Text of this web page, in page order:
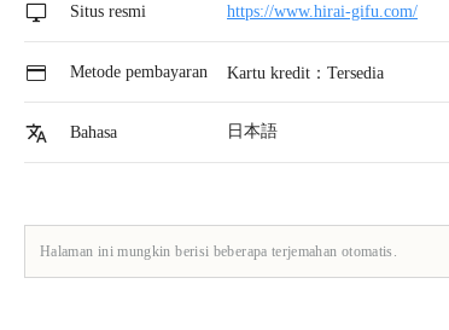
Situs resmi https://www.hirai-gifu.com/
Metode pembayaran Kartu kredit：Tersedia
Bahasa 日本語
Halaman ini mungkin berisi beberapa terjemahan otomatis.